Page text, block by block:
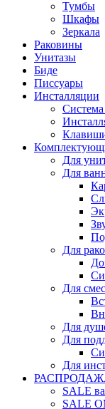
Тумбы
Шкафы
Зеркала
Раковины
Унитазы
Биде
Писсуары
Инсталляции
Для
Для
Для
Для
Для
Для
Для
SALE
SALE